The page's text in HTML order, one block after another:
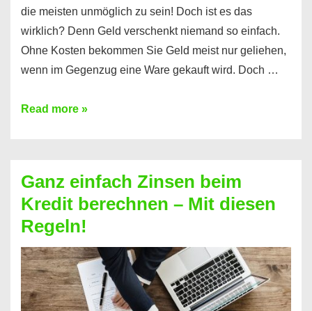
die meisten unmöglich zu sein! Doch ist es das
wirklich? Denn Geld verschenkt niemand so einfach.
Ohne Kosten bekommen Sie Geld meist nur geliehen,
wenn im Gegenzug eine Ware gekauft wird. Doch …
Einen
bekommen?
So
ist
es
möglich!
Read more »
Ganz einfach Zinsen beim
Kredit berechnen – Mit diesen
Regeln!